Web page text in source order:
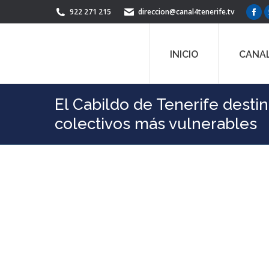
922 271 215 direccion@canal4tenerife.tv
new
INICIO
El Cabildo de Tenerife
colectivos más vulnerables